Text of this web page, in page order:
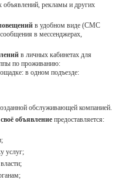
объявлений, рекламы и других
в удобном виде (СМС
в мессенджерах,
в личных кабинетах для
по проживанию:
в одном подъезде:
обслуживающей компанией.
объявление предоставляется:
услуг;